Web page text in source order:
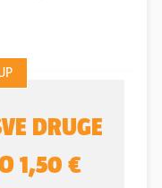
odraz su
ali i problema u
Nije dovoljno
nauka,
Ovakav